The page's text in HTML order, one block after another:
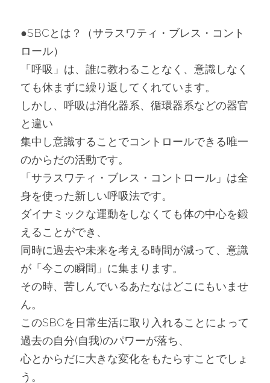
●SBCとは？（サラスワティ・ブレス・コント
ロール）
「呼吸」は、誰に教わることなく、意識しなく
ても休まずに繰り返してくれています。
しかし、呼吸は消化器系、循環器系などの器官
と違い
集中し意識することでコントロールできる唯一
のからだの活動です。
「サラスワティ・ブレス・コントロール」は全
身を使った新しい呼吸法です。
ダイナミックな運動をしなくても体の中心を鍛
えることができ、
同時に過去や未来を考える時間が減って、意識
が「今この瞬間」に集まります。
その時、苦しんでいるあたなはどこにもいませ
ん。
このSBCを日常生活に取り入れることによって
過去の自分(自我)のパワーが落ち、
心とからだに大きな変化をもたらすことでしょ
う。